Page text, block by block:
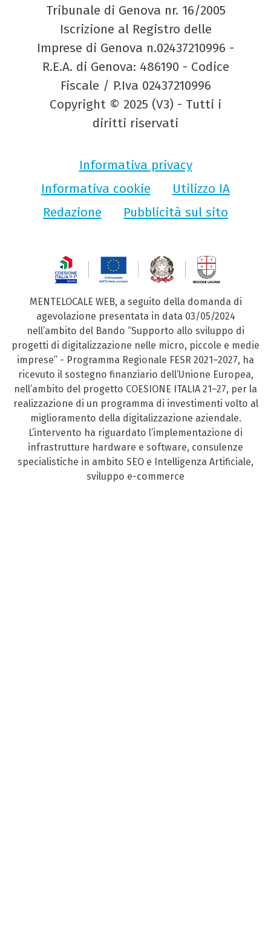
Tribunale di Genova nr. 16/2005
Iscrizione al Registro delle
Imprese di Genova n.02437210996 -
R.E.A. di Genova: 486190 - Codice
Fiscale / P.Iva 02437210996
Copyright © 2025 (V3) - Tutti i
diritti riservati
Informativa privacy
Informativa cookie
Utilizzo IA
Redazione
Pubblicità sul sito
MENTELOCALE WEB, a seguito della domanda di
agevolazione presentata in data 03/05/2024
nell’ambito del Bando “Supporto allo sviluppo di
progetti di digitalizzazione nelle micro, piccole e medie
imprese” - Programma Regionale FESR 2021–2027, ha
ricevuto il sostegno finanziario dell’Unione Europea,
nell’ambito del progetto COESIONE ITALIA 21–27, per la
realizzazione di un programma di investimenti volto al
miglioramento della digitalizzazione aziendale.
L’intervento ha riguardato l’implementazione di
infrastrutture hardware e software, consulenze
specialistiche in ambito SEO e Intelligenza Artificiale,
sviluppo e-commerce